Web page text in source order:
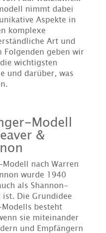
nimmt dabei
Aspekte in
komplexe
Art und
Folgenden geben wir
wichtigsten
und darüber, was
Modell
&
nach Warren
wurde 1940
als Shannon-
Die Grundidee
besteht
sie miteinander
und Empfängern